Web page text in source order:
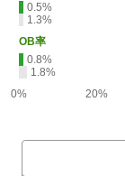
0.5%
1.3%
OB率
0.8%
1.8%
0%
20%